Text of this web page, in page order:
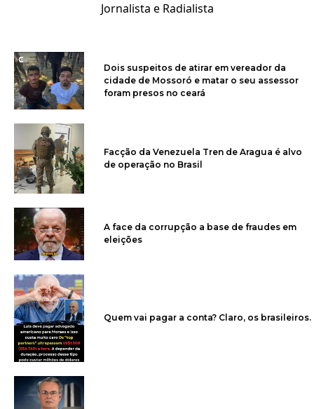
Jornalista e Radialista
Dois suspeitos de atirar em vereador da
cidade de Mossoró e matar o seu assessor
foram presos no ceará
Facção da Venezuela Tren de Aragua é alvo
de operação no Brasil
A face da corrupção a base de fraudes em
eleições
Quem vai pagar a conta? Claro, os brasileiros.